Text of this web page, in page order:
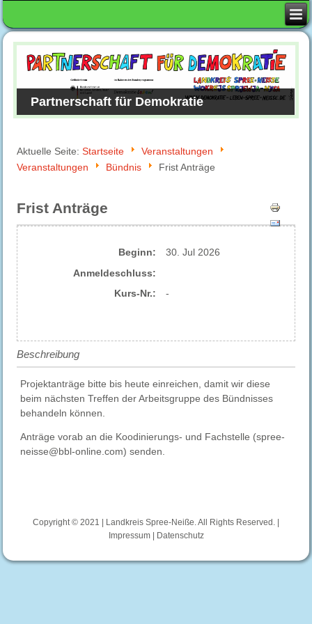
Partnerschaft für Demokratie
Aktuelle Seite:Startseite
Veranstaltungen
Veranstaltungen
Bündnis Frist Anträge
Frist Anträge
Beginn:
30. Jul 2026
Anmelde​schluss:
Kurs-Nr.:
-
Beschreibung
Projektanträge bitte bis heute einreichen, damit wir diese
beim nächsten Treffen der Arbeitsgruppe des Bündnisses
behandeln können.
Anträge vorab an die Koodinierungs- und Fachstelle (spree-
neisse@bbl-online.com) senden.
Copyright © 2021 | Landkreis Spree-Neiße. All Rights Reserved. |
Impressum
Datenschutz